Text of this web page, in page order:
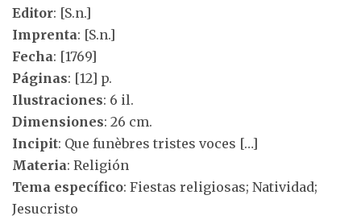
Editor: [S.n.]
Imprenta: [S.n.]
Fecha: [1769]
Páginas: [12] p.
Ilustraciones: 6 il.
Dimensiones: 26 cm.
Incipit: Que funèbres tristes voces […]
Materia: Religión
Tema específico: Fiestas religiosas; Natividad;
Jesucristo